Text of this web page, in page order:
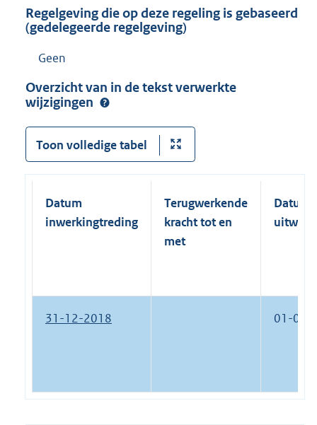
Regelgeving die op deze regeling is gebaseerd
(gedelegeerde regelgeving)
Geen
Overzicht van in de tekst verwerkte
wijzigingen
Toon volledige tabel
Datum
inwerkingtreding
Terugwerkende
kracht tot en
met
Datum
31-12-2018 01-01-